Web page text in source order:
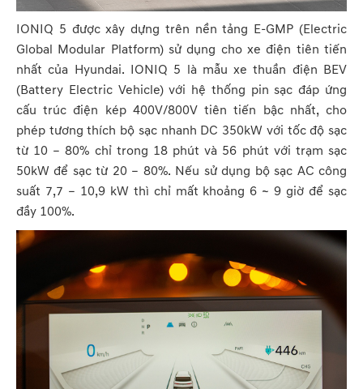
IONIQ 5 được xây dựng trên nền tảng E-GMP (Electric
Global Modular Platform) sử dụng cho xe điện tiên tiến
nhất của Hyundai. IONIQ 5 là mẫu xe thuần điện BEV
(Battery Electric Vehicle) với hệ thống pin sạc đáp ứng
cấu trúc điện kép 400V/800V tiên tiến bậc nhất, cho
phép tương thích bộ sạc nhanh DC 350kW với tốc độ sạc
từ 10 – 80% chỉ trong 18 phút và 56 phút với trạm sạc
50kW để sạc từ 20 – 80%. Nếu sử dụng bộ sạc AC công
suất 7,7 – 10,9 kW thì chỉ mất khoảng 6 ~ 9 giờ để sạc
đầy 100%.